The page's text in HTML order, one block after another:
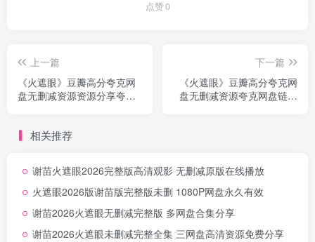
点赞0
上一篇
《火遮眼》豆瓣高分夸克网
盘无删减资源资源分享夸克
下一篇
《火遮眼》豆瓣高分夸克网
盘无删减资源夸克网盘链接
相关推荐
谢苗火遮眼2026完整版高清观影 无删减原版在线播放
火遮眼2026版谢苗版完整版未删 1080P网盘永久有效
谢苗2026火遮眼无删减完整版 多网盘合集分享
谢苗2026火遮眼未删减完整全集 三网盘高清资源免费分享